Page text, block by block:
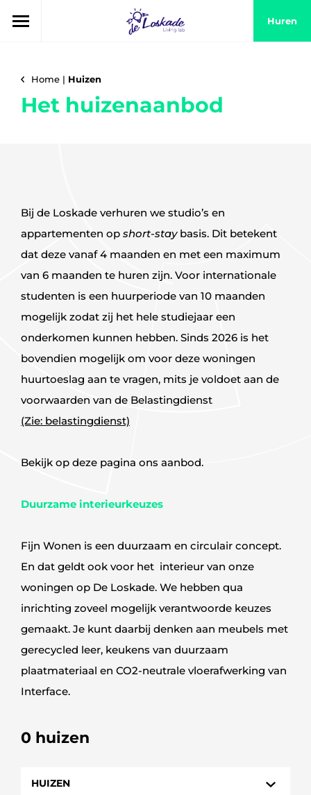
Huren
Home | Huizen
Het huizenaanbod
Bij de Loskade verhuren we studio’s en
appartementen op short-staybasis. Dit betekent
dat deze vanaf 4 maanden en met een maximum
van 6 maanden te huren zijn. Voor internationale
studenten is een huurperiode van 10 maanden
mogelijk zodat zij het hele studiejaar een
onderkomen kunnen hebben. Sinds 2026 is het
bovendien mogelijk om voor deze woningen
huurtoeslag aan te vragen, mits je voldoet aan de
voorwaarden van de Belastingdienst
(Zie: belastingdienst)
Bekijk op deze pagina ons aanbod.
Duurzame interieurkeuzes
Fijn Wonen is een duurzaam en circulair concept.
En dat geldt ook voor het interieur van onze
woningen op De Loskade. We hebben qua
inrichting zoveel mogelijk verantwoorde keuzes
gemaakt. Je kunt daarbij denken aan meubels met
gerecycled leer, keukens van duurzaam
plaatmateriaal en CO2-neutrale vloerafwerking van
Interface.
0 huizen
HUIZEN